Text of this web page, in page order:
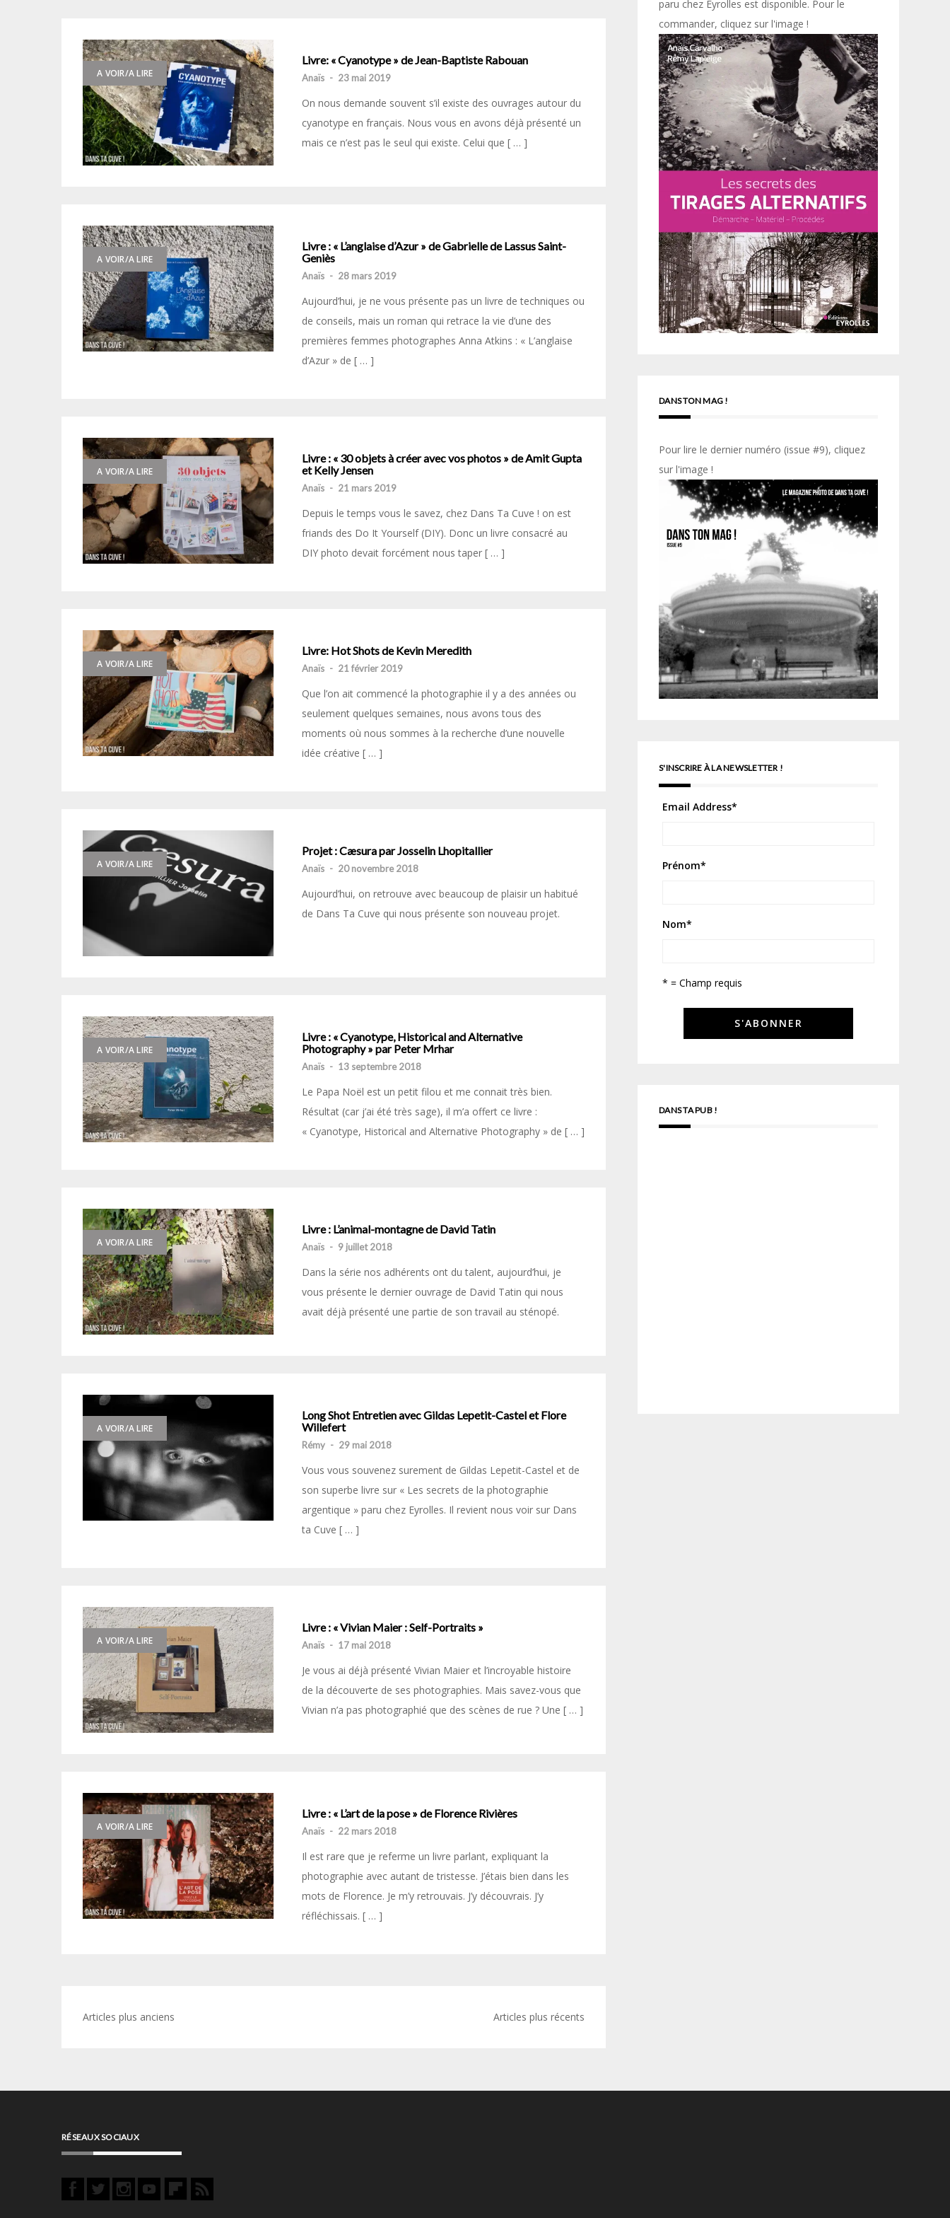
A VOIR/A LIRE
Livre: « Cyanotype » de Jean-Baptiste Rabouan
Anaïs - 23 mai 2019
On nous demande souvent s’il existe des ouvrages autour du
cyanotype en français. Nous vous en avons déjà présenté un
mais ce n’est pas le seul qui existe. Celui que [ … ]
A VOIR/A LIRE
Livre : « L’anglaise d’Azur » de Gabrielle de Lassus Saint-
Geniès
Anaïs - 28 mars 2019
Aujourd’hui, je ne vous présente pas un livre de techniques ou
de conseils, mais un roman qui retrace la vie d’une des
premières femmes photographes Anna Atkins : « L’anglaise
d’Azur » de [ … ]
A VOIR/A LIRE
Livre : « 30 objets à créer avec vos photos » de Amit Gupta
et Kelly Jensen
Anaïs - 21 mars 2019
Depuis le temps vous le savez, chez Dans Ta Cuve ! on est
friands des Do It Yourself (DIY). Donc un livre consacré au
DIY photo devait forcément nous taper [ … ]
A VOIR/A LIRE
Livre: Hot Shots de Kevin Meredith
Anaïs - 21 février 2019
Que l’on ait commencé la photographie il y a des années ou
seulement quelques semaines, nous avons tous des
moments où nous sommes à la recherche d’une nouvelle
idée créative [ … ]
A VOIR/A LIRE
Projet : Cæsura par Josselin Lhopitallier
Anaïs - 20 novembre 2018
Aujourd’hui, on retrouve avec beaucoup de plaisir un habitué
de Dans Ta Cuve qui nous présente son nouveau projet.
A VOIR/A LIRE
Livre : « Cyanotype, Historical and Alternative
Photography » par Peter Mrhar
Anaïs - 13 septembre 2018
Le Papa Noël est un petit filou et me connait très bien.
Résultat (car j’ai été très sage), il m’a offert ce livre :
« Cyanotype, Historical and Alternative Photography » de [ … ]
A VOIR/A LIRE
Livre : L’animal-montagne de David Tatin
Anaïs - 9 juillet 2018
Dans la série nos adhérents ont du talent, aujourd’hui, je
vous présente le dernier ouvrage de David Tatin qui nous
avait déjà présenté une partie de son travail au sténopé.
A VOIR/A LIRE
Long Shot Entretien avec Gildas Lepetit-Castel et Flore
Willefert
Rémy - 29 mai 2018
Vous vous souvenez surement de Gildas Lepetit-Castel et de
son superbe livre sur « Les secrets de la photographie
argentique » paru chez Eyrolles. Il revient nous voir sur Dans
ta Cuve [ … ]
A VOIR/A LIRE
Livre : « Vivian Maier : Self-Portraits »
Anaïs - 17 mai 2018
Je vous ai déjà présenté Vivian Maier et l’incroyable histoire
de la découverte de ses photographies. Mais savez-vous que
Vivian n’a pas photographié que des scènes de rue ? Une [ … ]
A VOIR/A LIRE
Livre : « L’art de la pose » de Florence Rivières
Anaïs - 22 mars 2018
Il est rare que je referme un livre parlant, expliquant la
photographie avec autant de tristesse. J’étais bien dans les
mots de Florence. Je m’y retrouvais. J’y découvrais. J’y
réfléchissais. [ … ]
Navigation
Articles plus anciens Articles plus récents
paru chez Eyrolles est disponible. Pour le
commander, cliquez sur l'image !
DANS TON MAG !
Pour lire le dernier numéro (issue #9), cliquez
sur l'image !
S'INSCRIRE À LA NEWSLETTER !
Email Address*
Prénom*
Nom*
* = Champ requis
DANS TA PUB !
RÉSEAUX SOCIAUX